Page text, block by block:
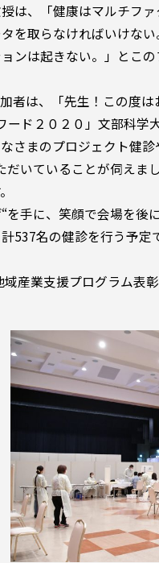
は、「健康はマルチフ
を取らなければいけな
ンは起きない。」とこ
者は、「先生！この度
ド２０２０」文部科学
さまのプロジェクト健
いていることが伺えま
手に、笑顔で会場を後
537名の健診を行う予定で
産業支援プログラム表